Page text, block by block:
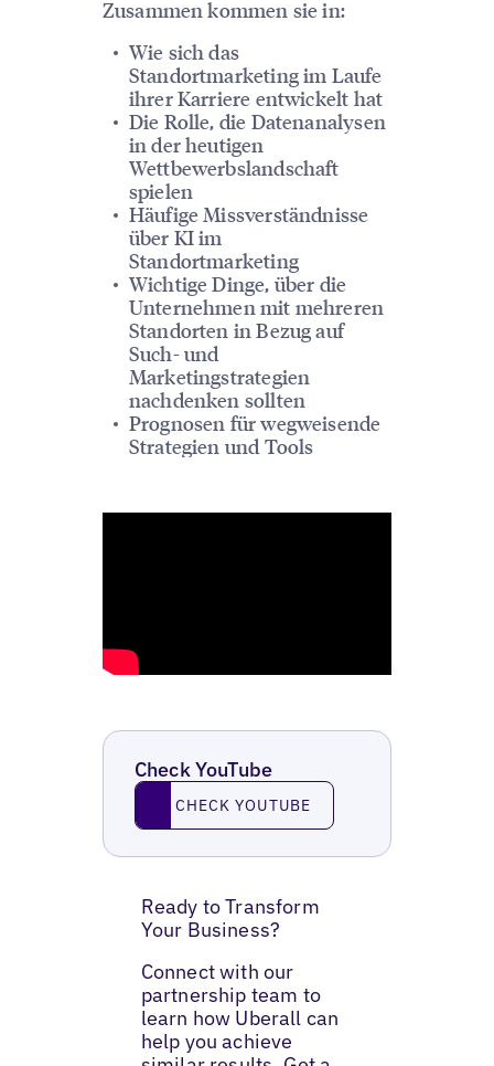
Zusammen kommen sie in:
Wie sich das
Standortmarketing im Laufe
ihrer Karriere entwickelt hat
Die Rolle, die Datenanalysen
in der heutigen
Wettbewerbslandschaft
spielen
Häufige Missverständnisse
über KI im
Standortmarketing
Wichtige Dinge, über die
Unternehmen mit mehreren
Standorten in Bezug auf
Such- und
Marketingstrategien
nachdenken sollten
Prognosen für wegweisende
Strategien und Tools
Check YouTube
Check YouTube
CHECK YOUTUBE
Ready to Transform
Your Business?
Connect with our
partnership team to
learn how Uberall can
help you achieve